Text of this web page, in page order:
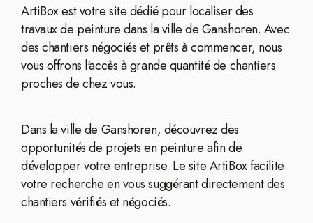
ArtiBox est votre site dédié pour localiser des
travaux de peinture dans la ville de Ganshoren. Avec
des chantiers négociés et prêts à commencer, nous
vous offrons l'accès à grande quantité de chantiers
proches de chez vous.
Dans la ville de Ganshoren, découvrez des
opportunités de projets en peinture afin de
développer votre entreprise. Le site ArtiBox facilite
votre recherche en vous suggérant directement des
chantiers vérifiés et négociés.